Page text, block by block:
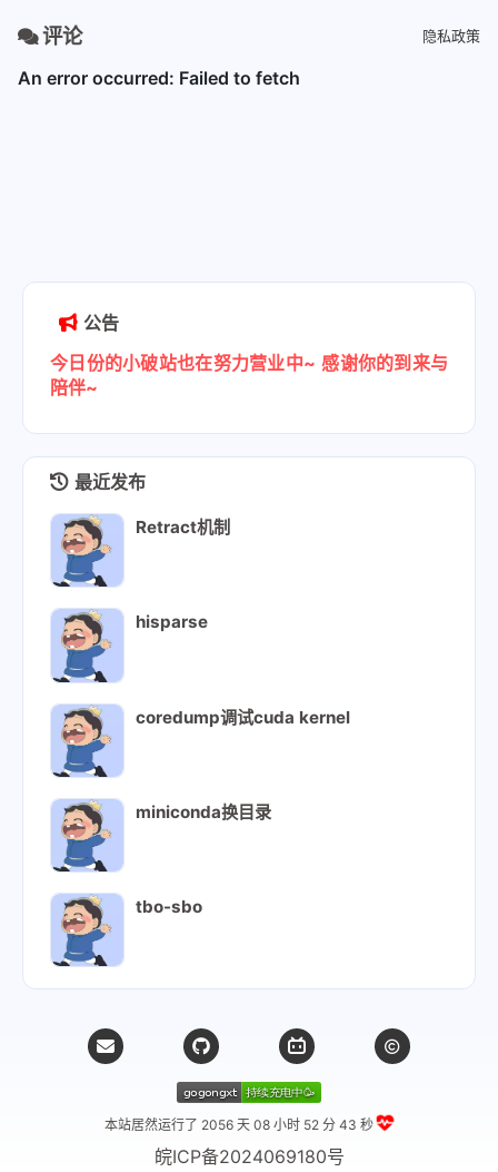
评论 隐私政策
公告
今日份的小破站也在努力营业中~ 感谢你的到来与
陪伴~
最近发布
Retract机制
hisparse
coredump调试cuda kernel
miniconda换目录
tbo-sbo
本站居然运行了 2056 天08 小时 52 分 44 秒
皖ICP备2024069180号